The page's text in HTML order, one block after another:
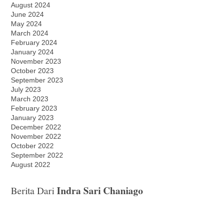
August 2024
June 2024
May 2024
March 2024
February 2024
January 2024
November 2023
October 2023
September 2023
July 2023
March 2023
February 2023
January 2023
December 2022
November 2022
October 2022
September 2022
August 2022
Berita DariIndra Sari Chaniago